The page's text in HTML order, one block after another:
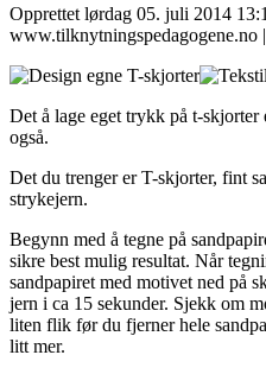
Opprettet lørdag 05. juli 2014
www.tilknytningspedagogene.no |
Det å lage eget trykk på t-skjorter
også.
Det du trenger er T-skjorter, fint
strykejern.
Begynn med å tegne på
sikre best mulig resultat. Når
sandpapiret med motivet ned på
jern i ca 15 sekunder. Sjekk om
liten flik før du fjerner hele
litt mer.